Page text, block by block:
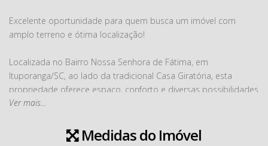
Excelente oportunidade para quem busca um imóvel com
amplo terreno e ótima localização!
Localizada no Bairro Nossa Senhora de Fátima, em
Ituporanga/SC, ao lado da tradicional Casa Giratória, esta
propriedade oferece espaço, conforto e diversas possibilidades
de uso.
✨ Casa Principal:
Ver mais...
Medidas do Imóvel